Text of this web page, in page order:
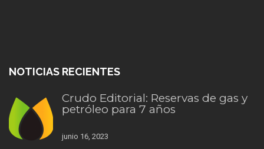
NOTICIAS RECIENTES
Crudo Editorial: Reservas de gas y
petróleo para 7 años
junio 16, 2023